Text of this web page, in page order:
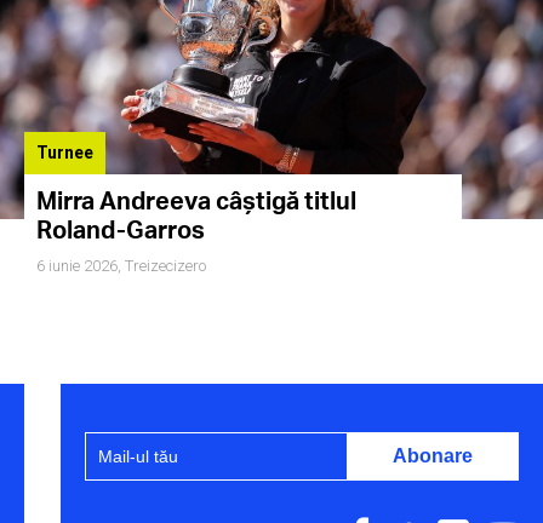
Turnee
Mirra Andreeva câștigă titlul
Roland-Garros
6 iunie 2026, Treizecizero